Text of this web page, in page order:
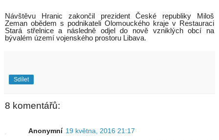
Návštěvu Hranic zakončil prezident České republiky Miloš
Zeman obědem s podnikateli Olomouckého kraje v Restauraci
Stará střelnice a následně odjel do nově vzniklých obcí na
bývalém území vojenského prostoru Libava.
Sdílet
8 komentářů:
Anonymní 19 května, 2016 21:17